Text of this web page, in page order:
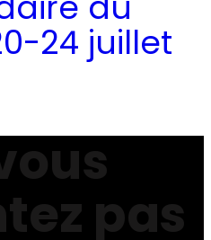
24 juillet
pas